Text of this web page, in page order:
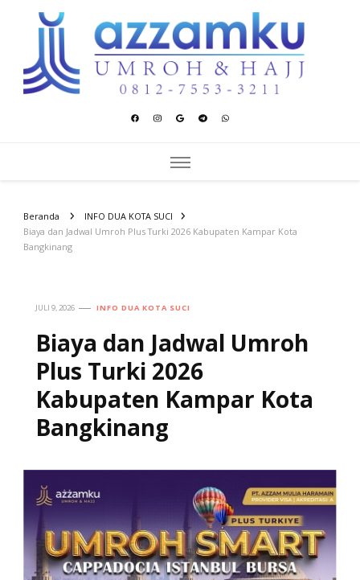
Azzamku Umroh dan Hajj
Beranda
INFO DUA KOTA SUCI
Biaya dan Jadwal Umroh Plus Turki 2026 Kabupaten Kampar Kota
Bangkinang
JULI 9, 2026 INFO DUA KOTA SUCI
Biaya dan Jadwal Umroh
Plus Turki 2026
Kabupaten Kampar Kota
Bangkinang